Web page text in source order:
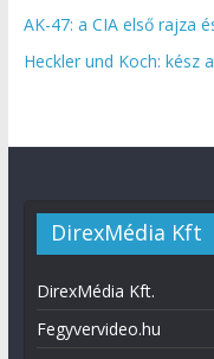
AK-47: a CIA első rajza
Heckler und Koch: kész
DirexMédia Kft
DirexMédia Kft.
Fegyvervideo.hu